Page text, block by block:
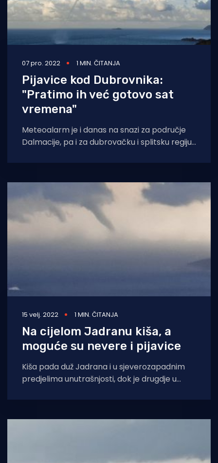
07 pro. 2022 1 MIN. ČITANJA
Pijavice kod Dubrovnika:
"Pratimo ih već gotovo sat
vremena"
Meteoalarm je i danas na snazi za područje
Dalmacije, pa i za dubrovačku i splitsku regiju
15 velj. 2022 1 MIN. ČITANJA
Na cijelom Jadranu kiša, a
moguće su nevere i pijavice
Kiša pada duž Jadrana i u sjeverozapadnim
predjelima unutrašnjosti, dok je drugdje u